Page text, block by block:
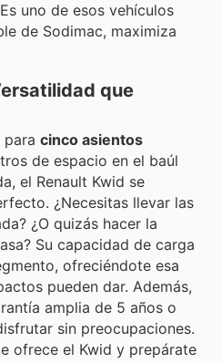
uno de esos vehículos
de Sodimac, maximiza
que
para cinco asientos
de espacio en el baúl
el Renault Kwid se
¿Necesitas llevar las
¿O quizás hacer la
Su capacidad de carga
ofreciéndote esa
pueden dar. Además,
amplia de 5 años o
sin preocupaciones.
ofrece el Kwid y prepárate